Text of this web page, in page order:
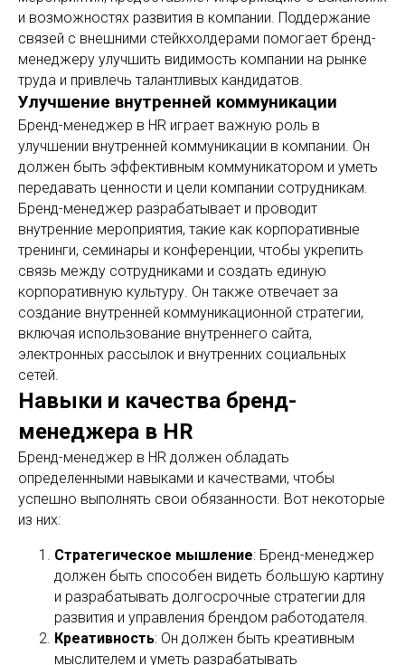
и возможностях развития в компании. Поддержание
связей с внешними стейкхолдерами помогает бренд-
менеджеру улучшить видимость компании на рынке
труда и привлечь талантливых кандидатов.
Улучшение внутренней коммуникации
Бренд-менеджер в HR играет важную роль в
улучшении внутренней коммуникации в компании. Он
должен быть эффективным коммуникатором и уметь
передавать ценности и цели компании сотрудникам.
Бренд-менеджер разрабатывает и проводит
внутренние мероприятия, такие как корпоративные
тренинги, семинары и конференции, чтобы укрепить
связь между сотрудниками и создать единую
корпоративную культуру. Он также отвечает за
создание внутренней коммуникационной стратегии,
включая использование внутреннего сайта,
электронных рассылок и внутренних социальных
сетей.
Навыки и качества бренд-
менеджера в HR
Бренд-менеджер в HR должен обладать
определенными навыками и качествами, чтобы
успешно выполнять свои обязанности. Вот некоторые
из них:
Стратегическое мышление: Бренд-менеджер
должен быть способен видеть большую картину
и разрабатывать долгосрочные стратегии для
развития и управления брендом работодателя.
Креативность: Он должен быть креативным
мыслителем и уметь разрабатывать